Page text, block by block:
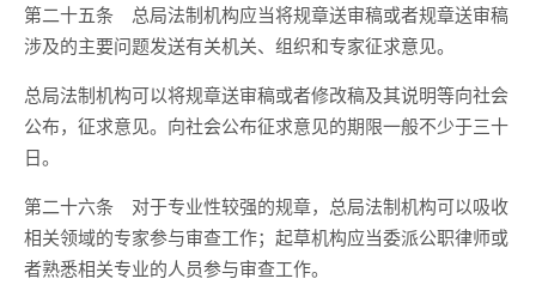
第二十五条 总局法制机构应当将规章送审稿或者规章送审稿
涉及的主要问题发送有关机关、组织和专家征求意见。
总局法制机构可以将规章送审稿或者修改稿及其说明等向社会
公布，征求意见。向社会公布征求意见的期限一般不少于三十
日。
第二十六条 对于专业性较强的规章，总局法制机构可以吸收
相关领域的专家参与审查工作；起草机构应当委派公职律师或
者熟悉相关专业的人员参与审查工作。